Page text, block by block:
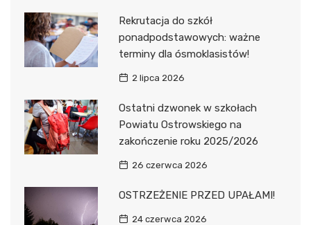
Rekrutacja do szkół
ponadpodstawowych: ważne
terminy dla ósmoklasistów!
2 lipca 2026
Ostatni dzwonek w szkołach
Powiatu Ostrowskiego na
zakończenie roku 2025/2026
26 czerwca 2026
OSTRZEŻENIE PRZED UPAŁAMI!
24 czerwca 2026